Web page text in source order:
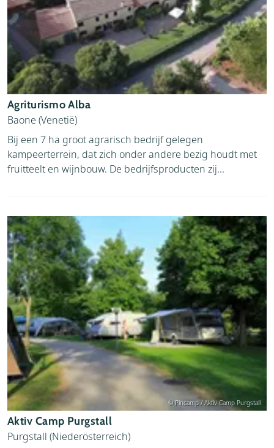
Agriturismo Alba
Baone (Venetië)
Bij een 7 ha groot agrarisch bedrijf gelegen
kampeerterrein, dat zich onder andere bezig houdt met
fruitteelt en wijnbouw. De bedrijfsproducten zij...
© Pincamp / Aktiv Camp Purgstall
Aktiv Camp Purgstall
Purgstall (Niederösterreich)